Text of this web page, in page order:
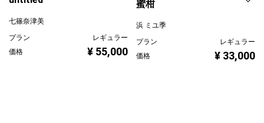
七篠奈津美
プラン
価格
¥ 55,000
浜 ミユ季
プラン
価格
¥ 33,000